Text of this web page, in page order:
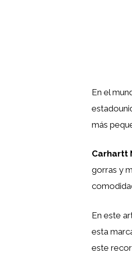
En el
más
Carhartt
gorras y
En este
esta
este